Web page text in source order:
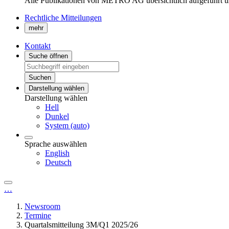
Rechtliche Mitteilungen
mehr
Kontakt
Suche öffnen
Suchen
Darstellung wählen
Darstellung wählen
Hell
Dunkel
System (auto)
Sprache auswählen
English
Deutsch
…
Newsroom
Termine
Quartalsmitteilung 3M/Q1 2025/26